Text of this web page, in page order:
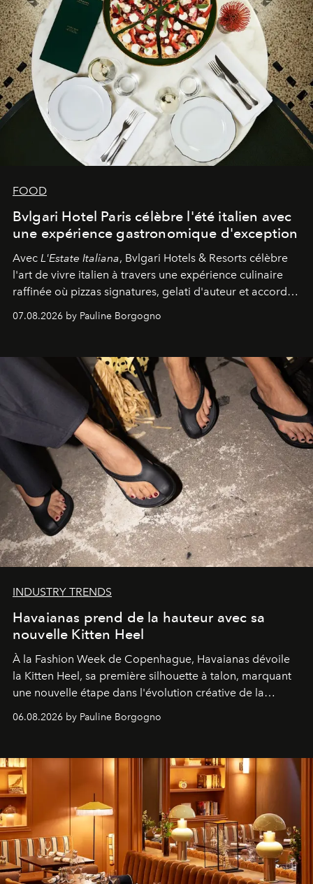
FOOD
Bvlgari Hotel Paris célèbre l'été italien avec
une expérience gastronomique d'exception
Avec L'Estate Italiana, Bvlgari Hotels & Resorts célèbre
l'art de vivre italien à travers une expérience culinaire
raffinée où pizzas signatures, gelati d'auteur et accords
d'exception composent un véritable voyage sensoriel.
07.08.2026 by Pauline Borgogno
INDUSTRY TRENDS
Havaianas prend de la hauteur avec sa
nouvelle Kitten Heel
À la Fashion Week de Copenhague, Havaianas dévoile
la Kitten Heel, sa première silhouette à talon, marquant
une nouvelle étape dans l'évolution créative de la
06.08.2026 by Pauline Borgogno